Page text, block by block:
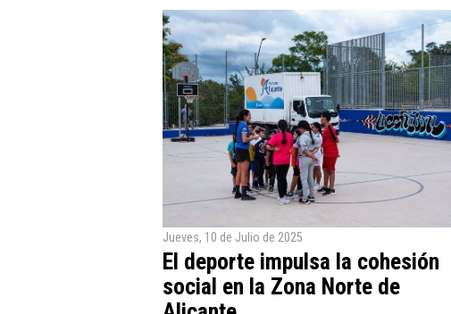
Jueves, 10 de Julio de 2025
El deporte impulsa la cohesión
social en la Zona Norte de